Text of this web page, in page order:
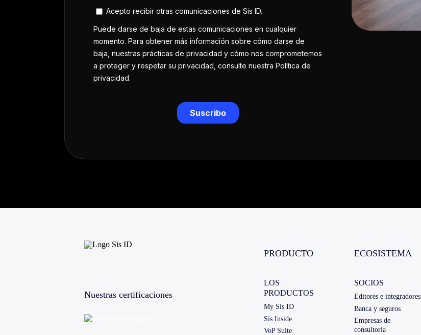
Nuestras certificaciones
PRODUCTO
LOS
PRODUCTOS
My Sis ID
Sis Inside
VoP Suite
ECOSISTEMA
SOCIOS
Editores e integradores
Banca y seguros
Empresas de
consultoría